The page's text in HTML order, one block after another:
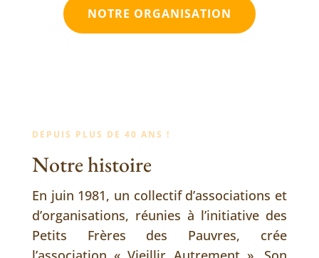
NOTRE ORGANISATION
DEPUIS PLUS DE 40 ANS !
Notre histoire
En juin 1981, un collectif d’associations et
d’organisations, réunies à l’initiative des
Petits Frères des Pauvres, crée